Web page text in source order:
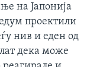
на Јапонија
проектили
нив и еден од
дека може